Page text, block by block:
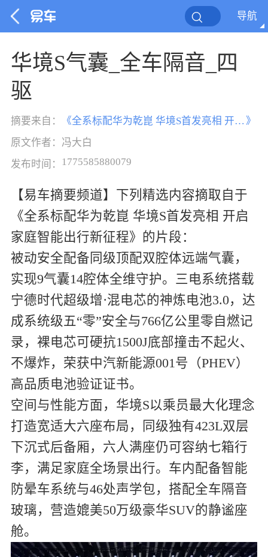
导航
华境S气囊_全车隔音_四
驱
摘要来自： 《 全系标配华为乾崑 华境S首发亮相 开启家庭智能出行新征程 》
原文作者： 冯大白
发布时间： 1775585880079
【易车摘要频道】下列精选内容摘取自于
《全系标配华为乾崑 华境S首发亮相 开启
家庭智能出行新征程》的片段：
被动安全配备同级顶配双腔体远端气囊，
实现9气囊14腔体全维守护。三电系统搭载
宁德时代超级增·混电芯的神炼电池3.0，达
成系统级五“零”安全与766亿公里零自燃记
录，裸电芯可硬抗1500J底部撞击不起火、
不爆炸，荣获中汽新能源001号（PHEV）
高品质电池验证证书。
空间与性能方面，华境S以乘员最大化理念
打造宽适大六座布局，同级独有423L双层
下沉式后备厢，六人满座仍可容纳七箱行
李，满足家庭全场景出行。车内配备智能
防晕车系统与46处声学包，搭配全车隔音
玻璃，营造媲美50万级豪华SUV的静谧座
舱。